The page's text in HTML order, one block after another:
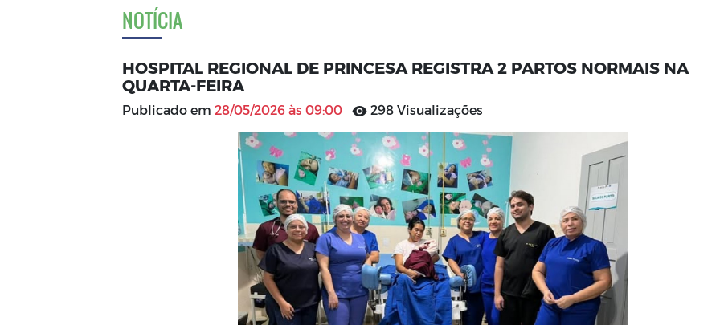
NOTÍCIA
HOSPITAL REGIONAL DE PRINCESA REGISTRA 2 PARTOS NORMAIS NA
QUARTA-FEIRA
Publicado em 28/05/2026 às 09:00 298 Visualizações